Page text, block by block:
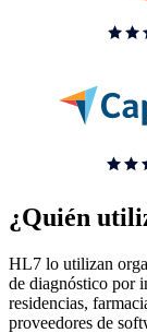
¿Quién
HL7 lo utilizan
de diagnóstico por
residencias,
proveedores de